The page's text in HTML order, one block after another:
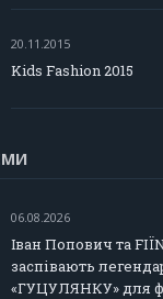
20.11.2015
Kids Fashion 2015
06.08.2026
Іван Попович та
заспівають
«ГУЦУЛЯНКУ» для